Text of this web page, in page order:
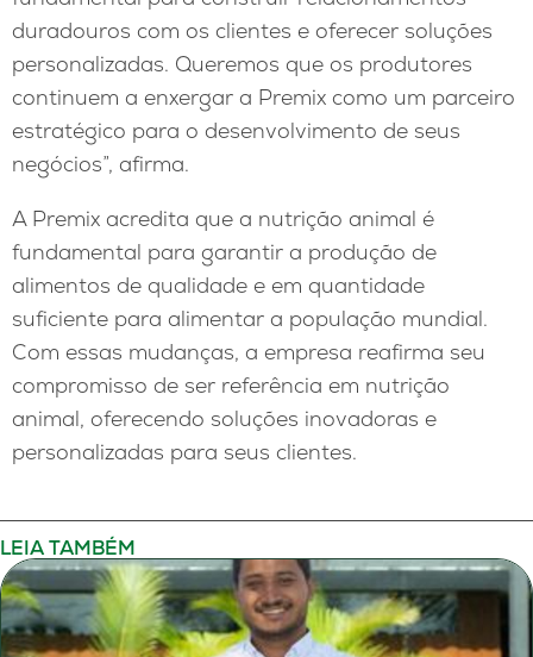
duradouros com os clientes e oferecer soluções
personalizadas. Queremos que os produtores
continuem a enxergar a Premix como um parceiro
estratégico para o desenvolvimento de seus
negócios”, afirma.
A Premix acredita que a nutrição animal é
fundamental para garantir a produção de
alimentos de qualidade e em quantidade
suficiente para alimentar a população mundial.
Com essas mudanças, a empresa reafirma seu
compromisso de ser referência em nutrição
animal, oferecendo soluções inovadoras e
personalizadas para seus clientes.
LEIA TAMBÉM